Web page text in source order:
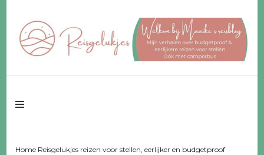
Reisgelukjes –
Reisgeluk voor 2 ♥️ eerlijker ♥️ voor een fijn budget
Home Reisgelukjes reizen voor stellen, eerlijker en budgetproof